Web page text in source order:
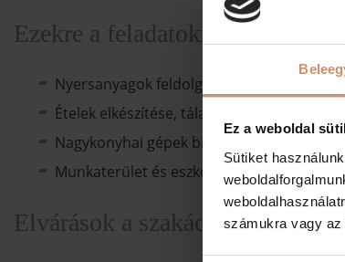
Ez a weboldal
Sütiket
számukra vagy
Ezekre a feladatokra számíthat:
Nyersanyagok feldolgozása, előkészítése
Ételek elkészítése, tálalása.
Nagykonyhai gépek biztonságos
Munkaterület és eszközök rendben és
Elvárások a szakács